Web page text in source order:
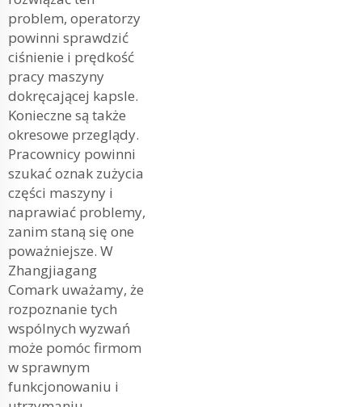
problem, operatorzy
powinni sprawdzić
ciśnienie i prędkość
pracy maszyny
dokręcającej kapsle.
Konieczne są także
okresowe przeglądy.
Pracownicy powinni
szukać oznak zużycia
części maszyny i
naprawiać problemy,
zanim staną się one
poważniejsze. W
Zhangjiagang
Comark uważamy, że
rozpoznanie tych
wspólnych wyzwań
może pomóc firmom
w sprawnym
funkcjonowaniu i